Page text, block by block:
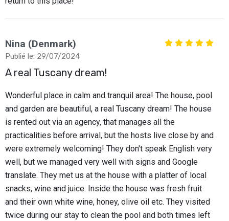
Nina (Denmark)
Publié le: 29/07/2024
A real Tuscany dream!
Wonderful place in calm and tranquil area! The house, pool
and garden are beautiful, a real Tuscany dream! The house
is rented out via an agency, that manages all the
practicalities before arrival, but the hosts live close by and
were extremely welcoming! They don't speak English very
well, but we managed very well with signs and Google
translate. They met us at the house with a platter of local
snacks, wine and juice. Inside the house was fresh fruit
and their own white wine, honey, olive oil etc. They visited
twice during our stay to clean the pool and both times left